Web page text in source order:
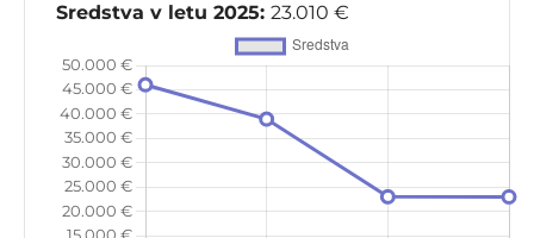
Sredstva v letu 2025: 23.010 €